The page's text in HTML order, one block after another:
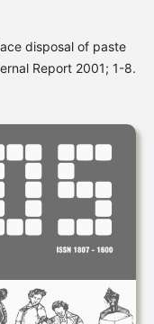
disposal of paste
Report 2001; 1-8.